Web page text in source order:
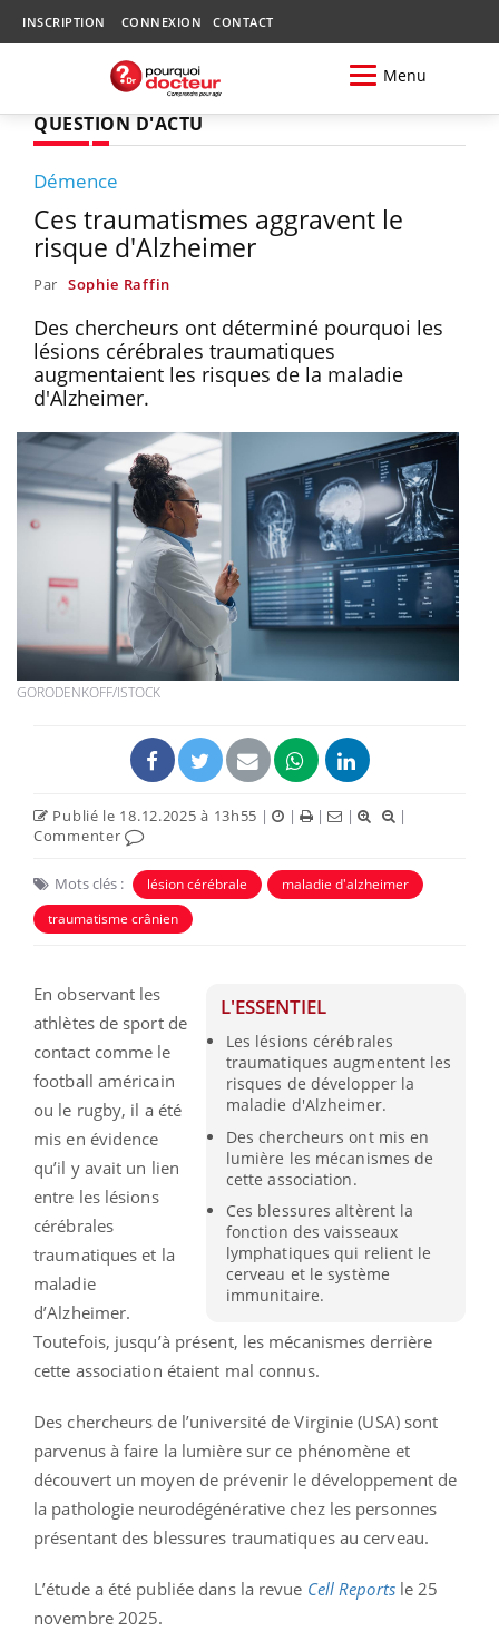
INSCRIPTION CONNEXION CONTACT
Menu
QUESTION D'ACTU
Démence
Ces traumatismes aggravent le
risque d'Alzheimer
Par Sophie Raffin
Des chercheurs ont déterminé pourquoi les
lésions cérébrales traumatiques
augmentaient les risques de la maladie
d'Alzheimer.
GORODENKOFF/ISTOCK
Publié le 18.12.2025 à 13h55 | | | |
|
Commenter
Mots clés : lésion cérébrale
maladie d'alzheimer
traumatisme crânien
L'ESSENTIEL
Les lésions cérébrales
traumatiques augmentent les
risques de développer la
maladie d'Alzheimer.
Des chercheurs ont mis en
lumière les mécanismes de
cette association.
Ces blessures altèrent la
fonction des vaisseaux
lymphatiques qui relient le
cerveau et le système
immunitaire.
En observant les
athlètes de sport de
contact comme le
football américain
ou le rugby, il a été
mis en évidence
qu’il y avait un lien
entre les lésions
cérébrales
traumatiques et la
maladie
d’Alzheimer.
Toutefois, jusqu’à présent, les mécanismes derrière
cette association étaient mal connus.
Des chercheurs de l’université de Virginie (USA) sont
parvenus à faire la lumière sur ce phénomène et
découvert un moyen de prévenir le développement de
la pathologie neurodégénérative chez les personnes
présentant des blessures traumatiques au cerveau.
L’étude a été publiée dans la revue Cell Reportsle 25
novembre 2025.